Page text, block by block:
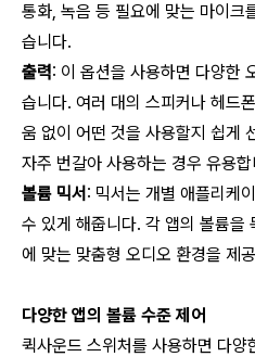
통화, 녹음 등 필요에 맞는 마이크
습니다.
출력: 이 옵션을 사용하면 다양한
습니다. 여러 대의 스피커나 헤드
움 없이 어떤 것을 사용할지 쉽게
자주 번갈아 사용하는 경우 유용합
볼륨 믹서 : 믹서는 개별 애플리케
수 있게 해줍니다. 각 앱의 볼륨을
에 맞는 맞춤형 오디오 환경을 제
다양한 앱의 볼륨 수준 제어
퀵사운드 스위처를 사용하면 다